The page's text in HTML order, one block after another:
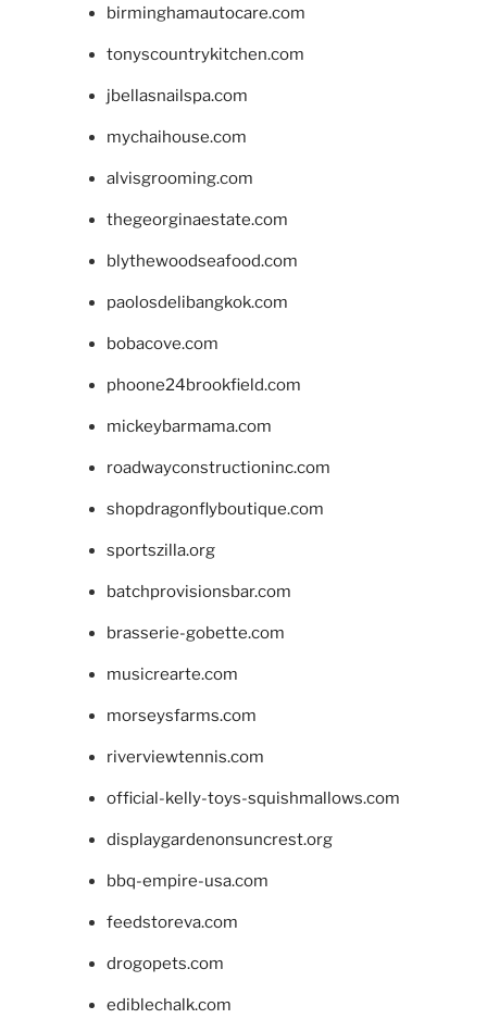
birminghamautocare.com
tonyscountrykitchen.com
jbellasnailspa.com
mychaihouse.com
alvisgrooming.com
thegeorginaestate.com
blythewoodseafood.com
paolosdelibangkok.com
bobacove.com
phoone24brookfield.com
mickeybarmama.com
roadwayconstructioninc.com
shopdragonflyboutique.com
sportszilla.org
batchprovisionsbar.com
brasserie-gobette.com
musicrearte.com
morseysfarms.com
riverviewtennis.com
official-kelly-toys-squishmallows.com
displaygardenonsuncrest.org
bbq-empire-usa.com
feedstoreva.com
drogopets.com
ediblechalk.com